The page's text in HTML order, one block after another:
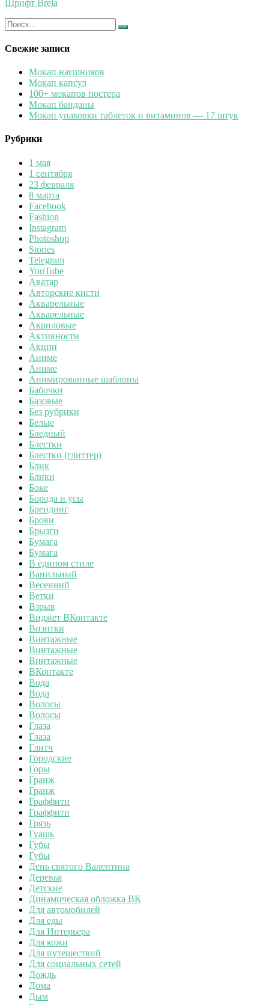
Шрифт Brela
Искать:
Найти
Свежие записи
Мокап наушников
Мокап капсул
100+ мокапов постера
Мокап банданы
Мокап упаковки таблеток и витаминов — 17 штук
Рубрики
1 мая
1 сентября
23 февраля
8 марта
Facebook
Fashion
Instagram
Photoshop
Stories
Telegram
YouTube
Аватар
Авторские кисти
Акварельные
Акварельные
Акриловые
Активности
Акции
Аниме
Аниме
Анимированные шаблоны
Бабочки
Базовые
Без рубрики
Белые
Бледный
Блестки
Блестки (глиттер)
Блик
Блики
Боке
Борода и усы
Брендинг
Брови
Брызги
Бумага
Бумага
В едином стиле
Ванильный
Весенний
Ветки
Взрыв
Виджет ВКонтакте
Визитки
Винтажные
Винтажные
Винтажные
ВКонтакте
Вода
Вода
Волосы
Волосы
Глаза
Глаза
Глитч
Городские
Горы
Гранж
Гранж
Граффити
Граффити
Грязь
Гуашь
Губы
Губы
День святого Валентина
Деревья
Детские
Динамическая обложка ВК
Для автомобилей
Для еды
Для Интерьера
Для кожи
Для путешествий
Для социальных сетей
Дождь
Дома
Дым